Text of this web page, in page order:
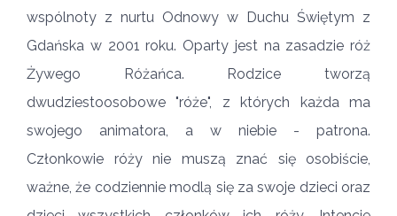
wspólnoty z nurtu Odnowy w Duchu Świętym z
Gdańska w 2001 roku. Oparty jest na zasadzie róż
Żywego Różańca. Rodzice tworzą
dwudziestoosobowe "róże", z których każda ma
swojego animatora, a w niebie - patrona.
Członkowie róży nie muszą znać się osobiście,
ważne, że codziennie modlą się za swoje dzieci oraz